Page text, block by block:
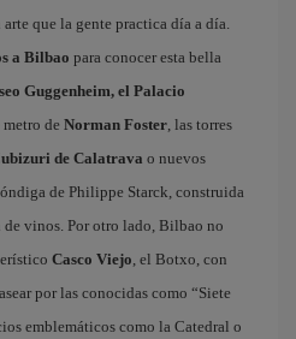
que la gente practica día a día.
a Bilbao para conocer esta bella
Guggenheim, el Palacio
metro de Norman Foster , las torres
de Calatrava o nuevos
de Philippe Starck, construida
vinos. Por otro lado, Bilbao no
Casco Viejo , el Botxo, con
por las conocidas como “Siete
emblemáticos como la Catedral o